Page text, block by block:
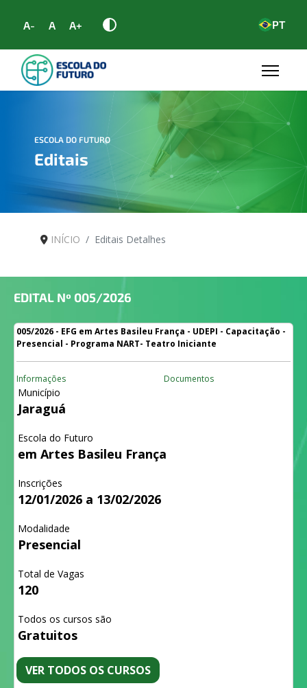
A- A A+ PT
ESCOLA DO FUTURO
Editais
INÍCIO Editais Detalhes
EDITAL Nº 005/2026
005/2026 - EFG em Artes Basileu França - UDEPI - Capacitação -
Presencial - Programa NART- Teatro Iniciante
Informações Documentos
Município
Jaraguá
Escola do Futuro
em Artes Basileu França
Inscrições
12/01/2026 a 13/02/2026
Modalidade
Presencial
Total de Vagas
120
Todos os cursos são
Gratuitos
VER TODOS OS CURSOS